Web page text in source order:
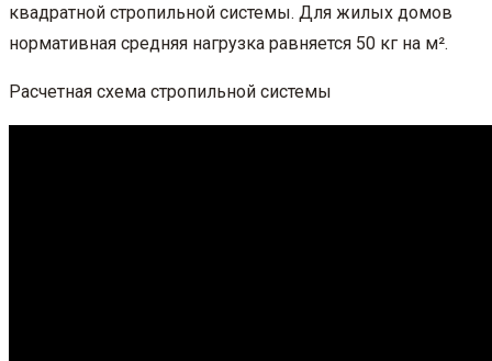
квадратной стропильной системы. Для жилых домов
нормативная средняя нагрузка равняется 50 кг на м².
Расчетная схема стропильной системы